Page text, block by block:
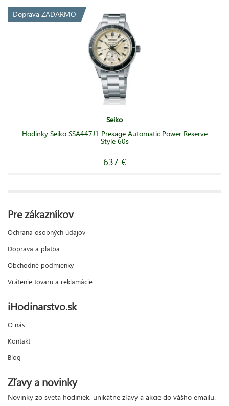
Doprava ZADARMO
Seiko
Hodinky Seiko SSA447J1 Presage Automatic Power Reserve
Style 60s
637 €
Pre zákazníkov
Ochrana osobných údajov
Doprava a platba
Obchodné podmienky
Vrátenie tovaru a reklamácie
iHodinarstvo.sk
O nás
Kontakt
Blog
Zľavy a novinky
Novinky zo sveta hodiniek, unikátne zľavy a akcie do vášho emailu.